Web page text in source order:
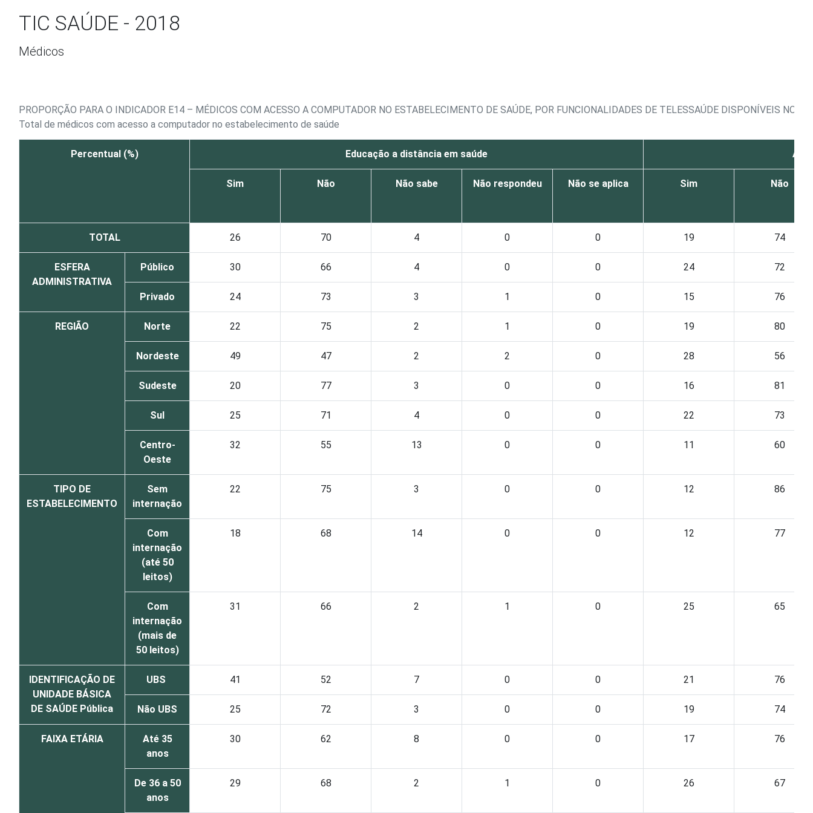
TIC SAÚDE - 2018
Médicos
PROPORÇÃO PARA O INDICADOR E14 – MÉDICOS COM ACESSO A COMPUTADOR NO ESTABELECIMENTO DE SAÚDE, POR FUNCIONALIDADES DE TELESSAÚDE DISPONÍVEIS NO
Total de médicos com acesso a computador no estabelecimento de saúde
Percentual (%) Educação a distância em saúde
Sim Não Não sabe Não respondeu Não se aplica Sim Não
TOTAL 26 70 4 0 0 19 74
ESFERA
ADMINISTRATIVA
Público 30 66 4 0 0 24 72
Privado 24 73 3 1 0 15 76
REGIÃO Norte 22 75 2 1 0 19 80
Nordeste 49 47 2 2 0 28 56
Sudeste 20 77 3 0 0 16 81
Sul 25 71 4 0 0 22 73
Centro-
Oeste
32 55 13 0 0 11 60
TIPO DE
ESTABELECIMENTO
Sem
internação
22 75 3 0 0 12 86
Com
internação
(até 50
leitos)
18 68 14 0 0 12 77
Com
internação
(mais de
50 leitos)
31 66 2 1 0 25 65
IDENTIFICAÇÃO DE
UNIDADE BÁSICA
DE SAÚDE Pública
UBS 41 52 7 0 0 21 76
Não UBS 25 72 3 0 0 19 74
FAIXA ETÁRIA
Até 35
anos
30 62 8 0 0 17 76
De 36 a 50
anos
29 68 2 1 0 26 67